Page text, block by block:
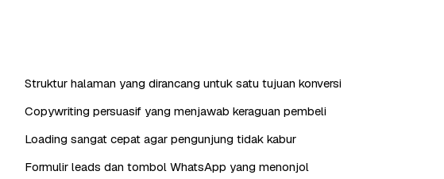
Struktur halaman yang dirancang untuk satu tujuan konversi
Copywriting persuasif yang menjawab keraguan pembeli
Loading sangat cepat agar pengunjung tidak kabur
Formulir leads dan tombol WhatsApp yang menonjol